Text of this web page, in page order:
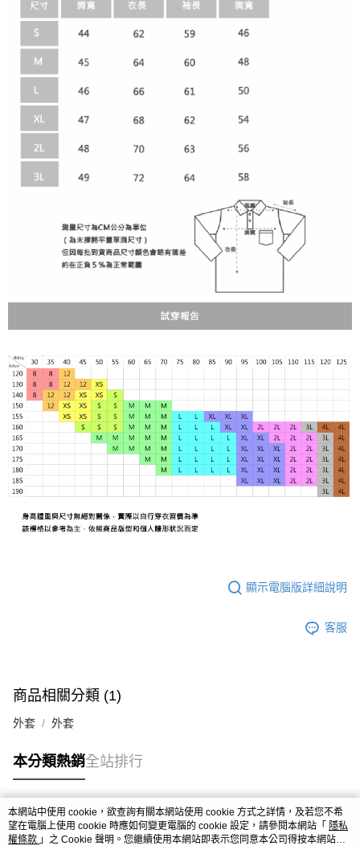
顯示電腦版詳細說明
客服
商品相關分類 (1)
外套 外套
本分類熱銷全站排行
熱門標籤
本網站中使用 cookie，欲查詢有關本網站使用 cookie 方式之詳情，及若您不希
望在電腦上使用 cookie 時應如何變更電腦的 cookie 設定，請參閱本網站「 隱私
權條款 」之 Cookie 聲明。您繼續使用本網站即表示您同意本公司得按本網站使